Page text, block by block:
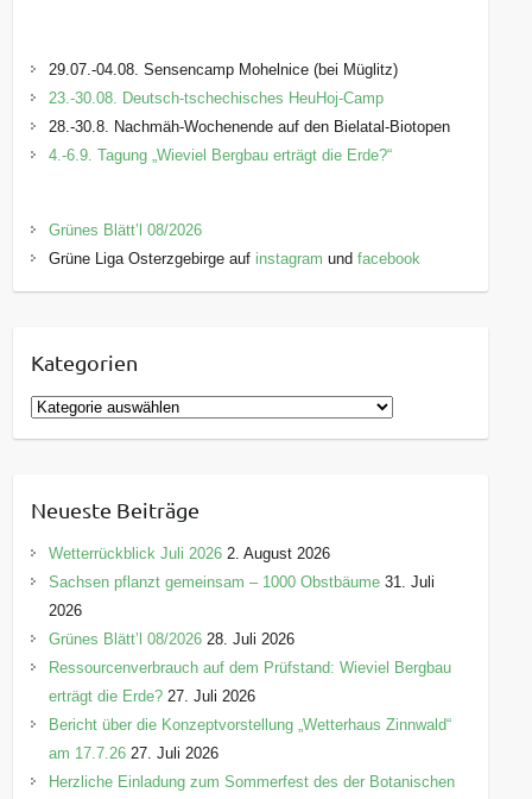
29.07.-04.08. Sensencamp Mohelnice (bei Müglitz)
23.-30.08. Deutsch-tschechisches HeuHoj-Camp
28.-30.8. Nachmäh-Wochenende auf den Bielatal-Biotopen
4.-6.9. Tagung „Wieviel Bergbau erträgt die Erde?“
Grünes Blätt’l 08/2026
Grüne Liga Osterzgebirge auf instagram undfacebook
Kategorien
K
a
g
o
r
e
n
Neueste Beiträge
Wetterrückblick Juli 2026 2. August 2026
Sachsen pflanzt gemeinsam – 1000 Obstbäume 31. Juli
2026
Grünes Blätt’l 08/2026 28. Juli 2026
Ressourcenverbrauch auf dem Prüfstand: Wieviel Bergbau
erträgt die Erde? 27. Juli 2026
Bericht über die Konzeptvorstellung „Wetterhaus Zinnwald“
am 17.7.26 27. Juli 2026
Herzliche Einladung zum Sommerfest des der Botanischen